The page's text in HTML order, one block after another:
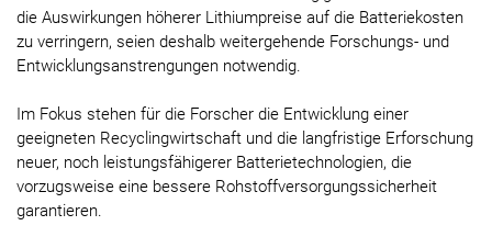
die Auswirkungen höherer Lithiumpreise auf die Batteriekosten
zu verringern, seien deshalb weitergehende Forschungs- und
Entwicklungsanstrengungen notwendig.
Im Fokus stehen für die Forscher die Entwicklung einer
geeigneten Recyclingwirtschaft und die langfristige Erforschung
neuer, noch leistungsfähigerer Batterietechnologien, die
vorzugsweise eine bessere Rohstoffversorgungssicherheit
garantieren.